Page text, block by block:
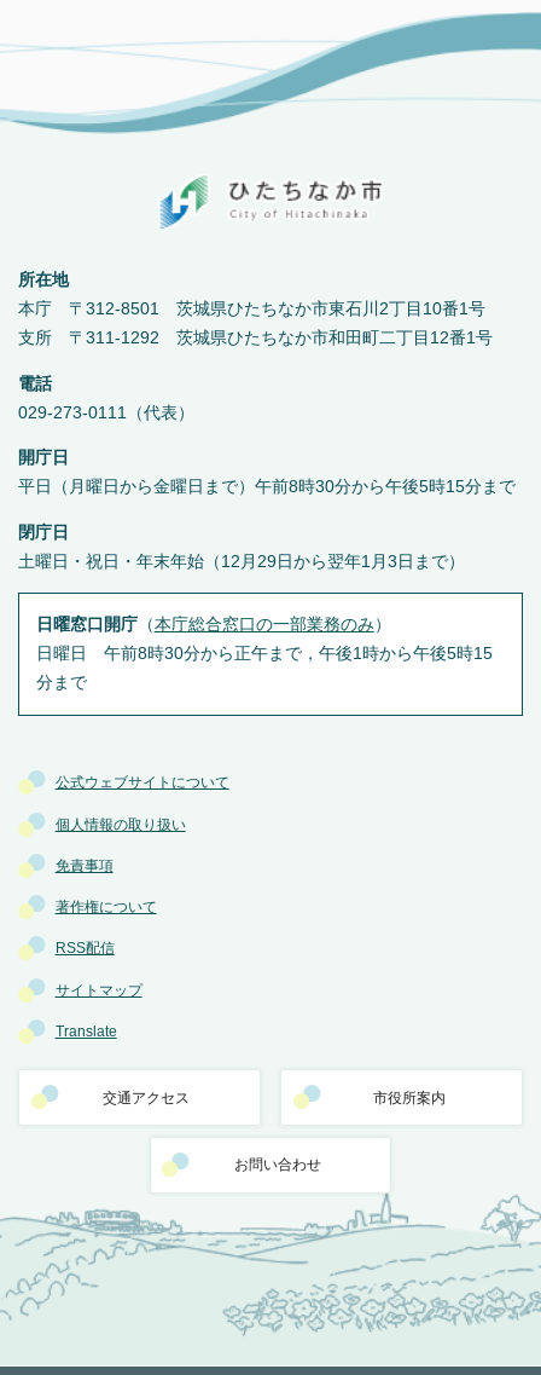
公式ウェブサイトについて
個人情報の取り扱い
免責事項
著作権について
RSS配信
サイトマップ
Translate
交通アクセス 市役所案内
お問い合わせ
所在地
本庁 〒312-8501 茨城県ひたちなか市東石川2丁目10番1号
支所 〒311-1292 茨城県ひたちなか市和田町二丁目12番1号
電話
029-273-0111（代表）
開庁日
平日（月曜日から金曜日まで）午前8時30分から午後5時15分まで
閉庁日
土曜日・祝日・年末年始（12月29日から翌年1月3日まで）
日曜窓口開庁（本庁総合窓口の一部業務のみ ）
日曜日 午前8時30分から正午まで，午後1時から午後5時15
分まで